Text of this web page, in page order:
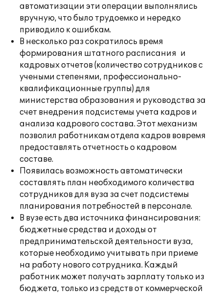
автоматизации эти операции выполнялись
вручную, что было трудоемко и нередко
приводило к ошибкам.
В несколько раз сократилось время
формирования штатного расписания и
кадровых отчетов (количество сотрудников с
учеными степенями, профессионально-
квалификационные группы) для
министерства образования и руководства за
счет внедрения подсистемы учета кадров и
анализа кадрового состава. Этот механизм
позволил работникам отдела кадров вовремя
предоставлять отчетность о кадровом
составе.
Появилась возможность автоматически
составлять план необходимого количества
сотрудников для вуза за счет подсистемы
планирования потребностей в персонале.
В вузе есть два источника финансирования:
бюджетные средства и доходы от
предпринимательской деятельности вуза,
которые необходимо учитывать при приеме
на работу нового сотрудника. Каждый
работник может получать зарплату только из
бюджета, только из средств от коммерческой